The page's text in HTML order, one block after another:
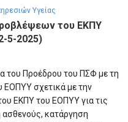
Υγείας
του ΕΚΠΥ
5-2025)
του Προέδρου του ΠΣΦ με τη
ΕΟΠΥΥ σχετικά με την
ΕΚΠΥ του ΕΟΠΥΥ για τις
κατάργηση